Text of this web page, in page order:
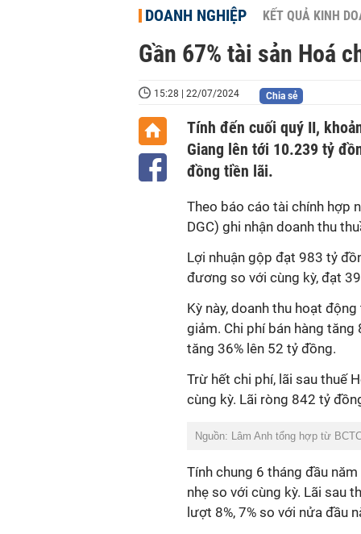
DOANH NGHIỆP KẾT QUẢ KINH
Gần 67% tài sản Hoá
15:28 | 22/07/2024 Chia sẻ
Tính đến cuối quý II,
Giang lên tới 10.239 tỷ
đồng tiền lãi.
Theo báo cáo tài chính hợp
DGC) ghi nhận doanh thu
Lợi nhuận gộp đạt 983 tỷ
đương so với cùng kỳ, đạt
Kỳ này, doanh thu hoạt
giảm. Chi phí bán hàng tăng
tăng 36% lên 52 tỷ đồng.
Trừ hết chi phí, lãi sau thuế
cùng kỳ. Lãi ròng 842 tỷ
Nguồn: Lâm Anh tổng hợp từ
Tính chung 6 tháng đầu
nhẹ so với cùng kỳ. Lãi sau
lượt 8%, 7% so với nửa đầu